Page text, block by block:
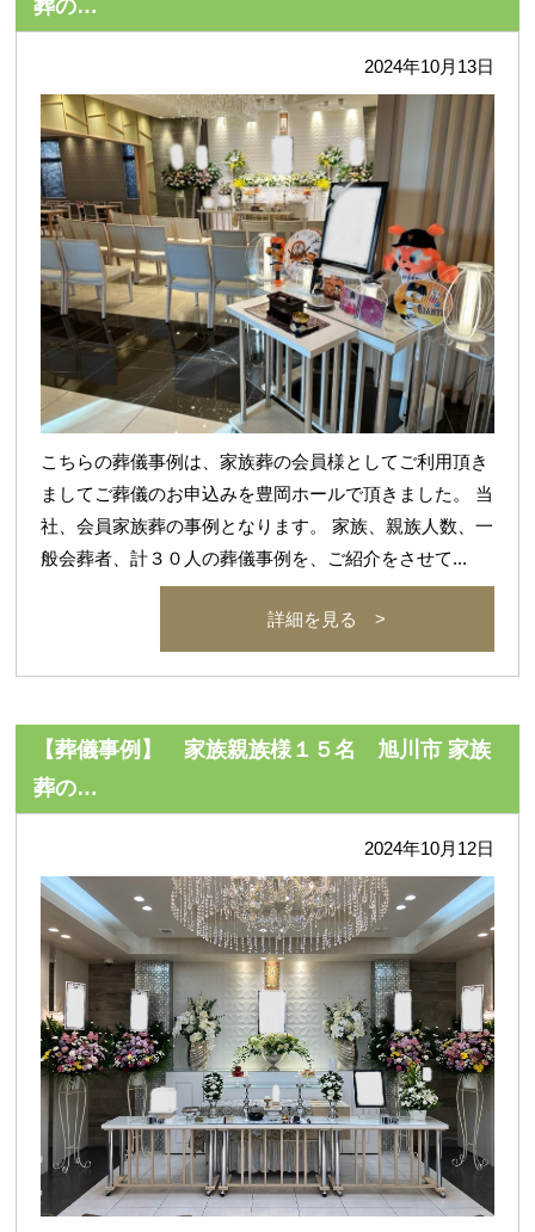
葬の…
2024年10月13日
こちらの葬儀事例は、家族葬の会員様としてご利用頂き
ましてご葬儀のお申込みを豊岡ホールで頂きました。 当
社、会員家族葬の事例となります。 家族、親族人数、一
般会葬者、計３０人の葬儀事例を、ご紹介をさせて...
詳細を見る >
【葬儀事例】 家族親族様１５名 旭川市 家族
葬の…
2024年10月12日